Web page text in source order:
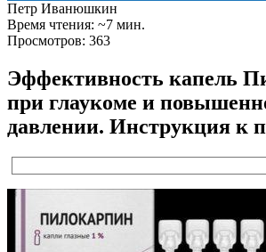
Петр Иванюшкин
Время чтения: ~7 мин.
Просмотров: 363
Эффективность капель
при глаукоме и
давлении. Инструкция к